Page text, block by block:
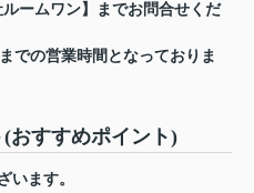
ームワン】までお問合せくだ
での営業時間となっておりま
おすすめポイント)
います。